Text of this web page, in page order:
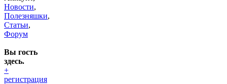
Новости,
Полезняшки,
Статьи,
Форум
Вы гость
здесь.
+
регистрация